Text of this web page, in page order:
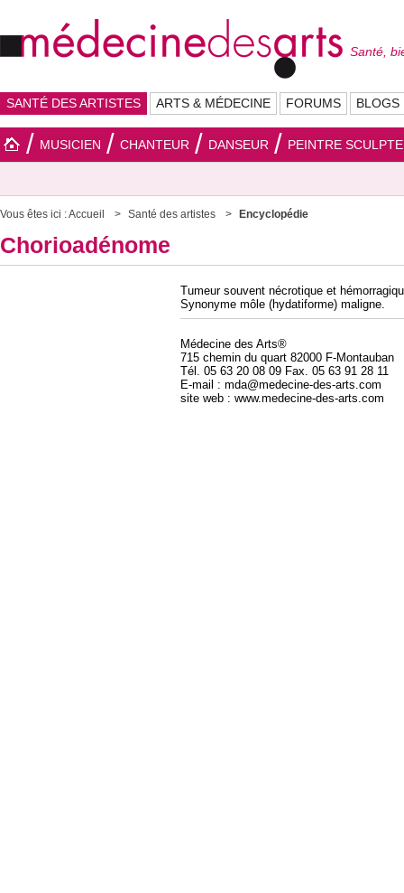
Santé,
SANTÉ DES ARTISTES ARTS & MÉDECINE FORUMS BLOGS
MUSICIEN CHANTEUR DANSEUR PEINTRE
Vous êtes ici :Accueil Santé des artistes Encyclopédie
Chorioadénome
Tumeur souvent nécrotique et
Synonyme môle (hydatiforme) maligne.
Médecine des Arts®
715 chemin du quart 82000 F-Montauban
Tél. 05 63 20 08 09 Fax. 05 63 91 28 11
E-mail : mda@medecine-des-arts.com
site web : www.medecine-des-arts.com